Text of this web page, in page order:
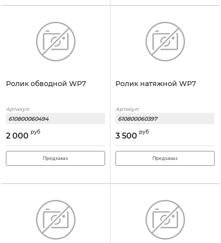
Ролик обводной WP7
Артикул:
610800060494
2 000 руб
Предзаказ
Ролик натяжной WP7
Артикул:
610800060397
3 500 руб
Предзаказ